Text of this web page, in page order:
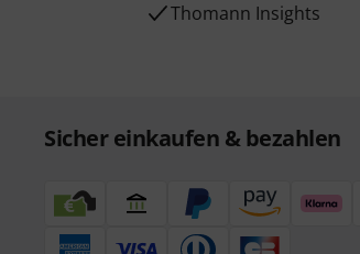
Thomann Insights
Sicher einkaufen & bezahlen